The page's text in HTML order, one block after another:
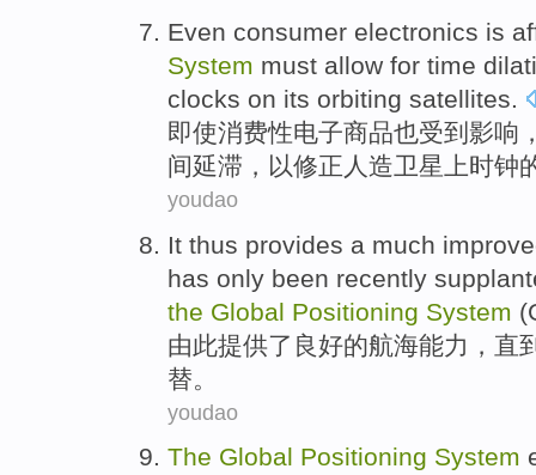
Even consumer electronics is
System must allow for time
clocks on its orbiting satellites.
即使消费性电子商品也受到 影响
间延滞 ， 以修正 人造卫星 上时钟
youdao
It thus provides a much
has only been recently
the Global Positioning System (
由此提供了 良好的航海能力 ，直
替。
youdao
The Global Positioning System